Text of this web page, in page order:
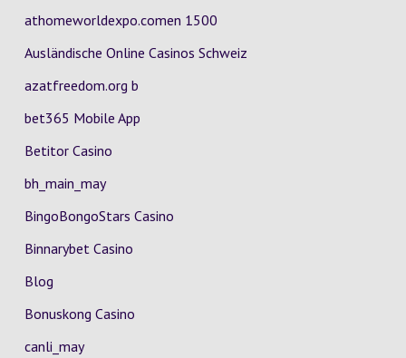
athomeworldexpo.comen 1500
Ausländische Online Casinos Schweiz
azatfreedom.org b
bet365 Mobile App
Betitor Casino
bh_main_may
BingoBongoStars Casino
Binnarybet Casino
Blog
Bonuskong Casino
canli_may